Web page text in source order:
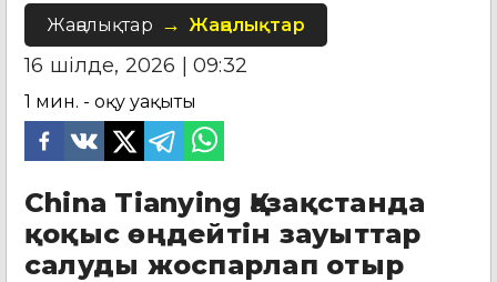
Жаңалықтар Жаңалықтар
16 шілде, 2026 | 09:32
1 мин. - оқу уақыты
China Tianying Қазақстанда
қоқыс өңдейтін зауыттар
салуды жоспарлап отыр